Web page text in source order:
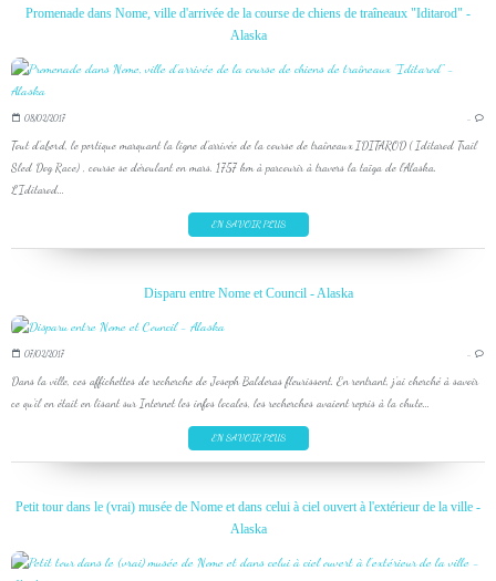
Promenade dans Nome, ville d'arrivée de la course de chiens de traîneaux "Iditarod" -
Alaska
08/02/2017 …
Tout d'abord, le portique marquant la ligne d'arrivée de la course de traîneaux IDITAROD ( Iditarod Trail
Sled Dog Race) , course se déroulant en mars. 1757 km à parcourir à travers la taïga de l'Alaska.
L'Iditarod...
EN SAVOIR PLUS
Disparu entre Nome et Council - Alaska
07/02/2017 …
Dans la ville, ces affichettes de recherche de Joseph Balderas fleurissent. En rentrant, j'ai cherché à savoir
ce qu'il en était en lisant sur Internet les infos locales, les recherches avaient repris à la chute...
EN SAVOIR PLUS
Petit tour dans le (vrai) musée de Nome et dans celui à ciel ouvert à l'extérieur de la ville -
Alaska